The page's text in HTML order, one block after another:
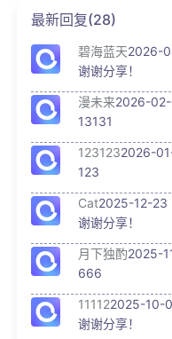
最新回复(28)
碧海蓝天2026-
谢谢分享！
漫未来2026-
13131
1231232026-
123
Cat2025-12-23
谢谢分享！
月下独酌2025-
666
111122025-10-
谢谢分享！